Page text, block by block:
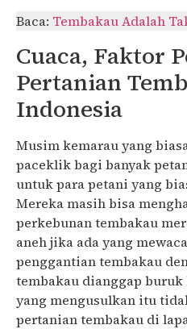
Baca: Tembakau Adalah
Cuaca, Faktor
Pertanian
Indonesia
Musim kemarau yang
paceklik bagi banyak
untuk para petani yang
Mereka masih bisa
perkebunan tembakau
aneh jika ada yang
penggantian tembakau
tembakau dianggap
yang mengusulkan itu
pertanian tembakau di